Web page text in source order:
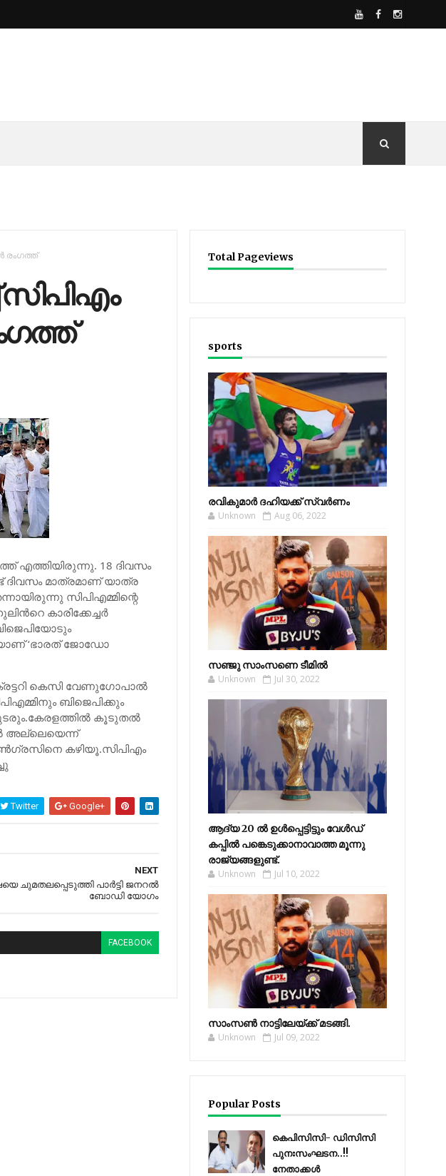
രംഗത്ത്
എത്തിയിരുന്നു. 18 ദിവസം
മാത്രമാണ് യാത്ര
സിപിഎമ്മിന്റെ
കാരിക്കേച്ചര്‍
‘ഭാരത് ജോഡോ
കെസി വേണുഗോപാല്‍
ബിജെപിക്കും
കൂടുതല്‍
അല്ലെയെന്ന്
കഴിയൂ.സിപിഎം
Twitter Google+
NEXT
ചുമതലപ്പെടുത്തി പാര്‍ട്ടി ജനറല്‍
ബോഡി യോഗം
FACEBOOK
Total Pageviews
sports
രവികുമാര്‍ ദഹിയക്ക് സ്വര്‍ണം
Unknown Aug 06, 2022
സഞ്ജു സാംസണെ ടീമില്‍
Unknown Jul 30, 2022
ആദ്യ 20 ല്‍ ഉള്‍പ്പെട്ടിട്ടും വേള്‍ഡ്
കപ്പില്‍ പങ്കെടുക്കാനാവാത്ത മൂന്നു
രാജ്യങ്ങളുണ്ട്.
Unknown Jul 10, 2022
സാംസണ്‍ നാട്ടിലേയ്‌ക്ക് മടങ്ങി.
Unknown Jul 09, 2022
Popular Posts
കെപിസിസി- ഡിസിസി
പുനഃസംഘടന..!!
നേതാക്കൾ